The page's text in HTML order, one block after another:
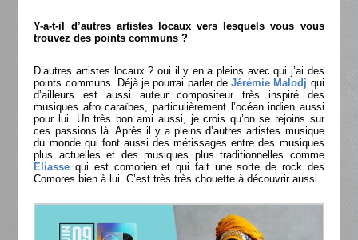
Y-a-t-il d’autres artistes locaux vers lesquels vous vous
trouvez des points communs ?
D’autres artistes locaux ? oui il y en a pleins avec qui j’ai des
points communs. Déjà je pourrai parler deJérémie Malodj qui
d’ailleurs est aussi auteur compositeur très inspiré des
musiques afro caraïbes, particulièrement l’océan indien aussi
pour lui. Un très bon ami aussi, je crois qu’on se rejoins sur
ces passions là. Après il y a pleins d’autres artistes musique
du monde qui font aussi des métissages entre des musiques
plus actuelles et des musiques plus traditionnelles comme
Eliasse qui est comorien et qui fait une sorte de rock des
Comores bien à lui. C’est très très chouette à découvrir aussi.